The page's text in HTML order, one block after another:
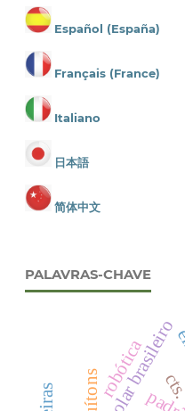
Español (España)
Français (France)
Italiano
日本語
简体中文
PALAVRAS-CHAVE
quítonsrobótica cts.